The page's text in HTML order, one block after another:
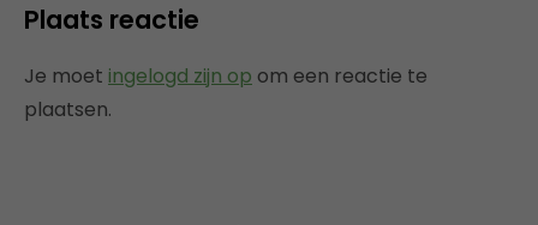
Plaats reactie
Je moet ingelogd zijn op om een reactie te
plaatsen.